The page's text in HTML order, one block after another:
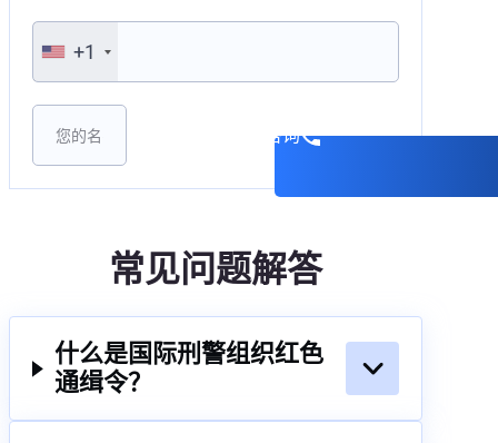
+1
Please leave this field empty.
预约咨询
常见问题解答
什么是国际刑警组织红色
通缉令？